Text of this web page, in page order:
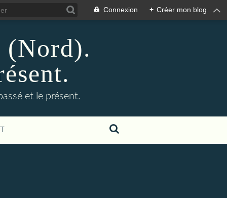
Connexion + Créer mon blog
et le présent.